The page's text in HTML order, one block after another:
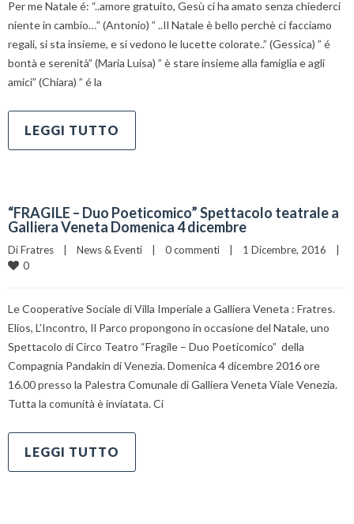
Per me Natale é: “..amore gratuito, Gesù ci ha amato senza chiederci
niente in cambio…” (Antonio) ” ..Il Natale è bello perchè ci facciamo
regali, si sta insieme, e si vedono le lucette colorate..” (Gessica) ” é
bontà e serenità” (Maria Luisa) ” è stare insieme alla famiglia e agli
amici” (Chiara) ” é la
LEGGI TUTTO
“FRAGILE – Duo Poeticomico” Spettacolo teatrale a
Galliera Veneta Domenica 4 dicembre
Di Fratres | News & Eventi | 0 commenti | 1 Dicembre, 2016 |
0
Le Cooperative Sociale di Villa Imperiale a Galliera Veneta : Fratres.
Elios, L’Incontro, Il Parco propongono in occasione del Natale, uno
Spettacolo di Circo Teatro “Fragile – Duo Poeticomico” della
Compagnia Pandakin di Venezia. Domenica 4 dicembre 2016 ore
16.00 presso la Palestra Comunale di Galliera Veneta Viale Venezia.
Tutta la comunità è inviatata. Ci
LEGGI TUTTO